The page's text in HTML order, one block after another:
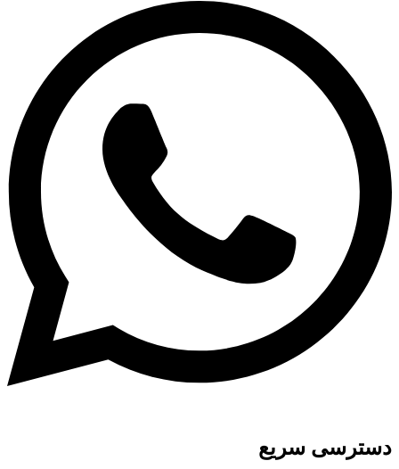
دسترسی سریع